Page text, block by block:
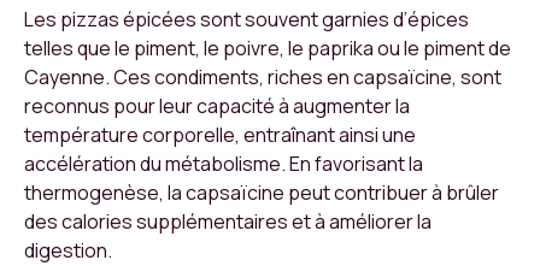
Les pizzas épicées sont souvent garnies d’épices
telles que le piment, le poivre, le paprika ou le piment de
Cayenne. Ces condiments, riches en capsaïcine, sont
reconnus pour leur capacité à augmenter la
température corporelle, entraînant ainsi une
accélération du métabolisme. En favorisant la
thermogenèse, la capsaïcine peut contribuer à brûler
des calories supplémentaires et à améliorer la
digestion.